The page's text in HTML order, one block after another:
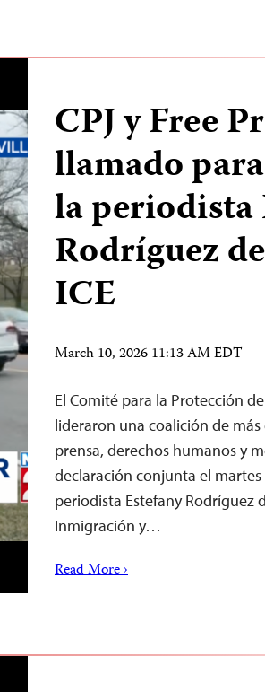
CPJ y Free
llamado
la periodista
Rodríguez
ICE
March 10, 2026 11:13 AM EDT
El Comité para la Protección
lideraron una coalición de
prensa, derechos humanos y
declaración conjunta el
periodista Estefany Rodríguez
Inmigración y…
Read More ›